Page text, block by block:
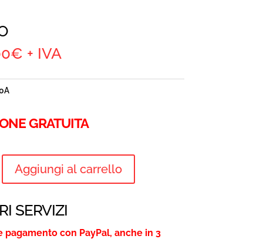
€ + IVA
GRATUITA
Aggiungi al carrello
SERVIZI
pagamento con PayPal, anche in 3